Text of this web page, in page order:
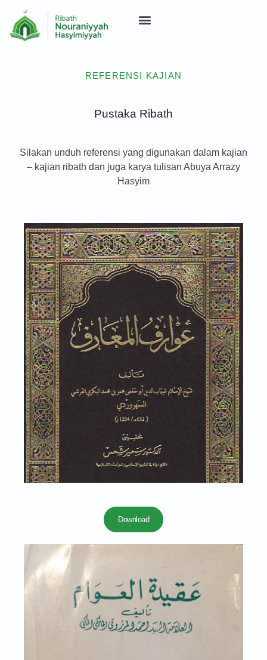
REFERENSI KAJIAN
Pustaka Ribath
Silakan unduh referensi yang digunakan dalam kajian
– kajian ribath dan juga karya tulisan Abuya Arrazy
Hasyim
Download